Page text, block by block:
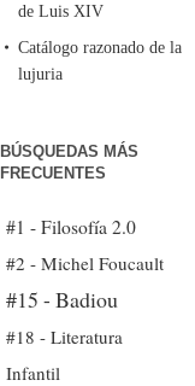
de Luis XIV
Catálogo razonado de la
lujuria
BÚSQUEDAS MÁS
FRECUENTES
#1 - Filosofía 2.0
#2 - Michel Foucault
#15 - Badiou
#18 - Literatura
Infantil